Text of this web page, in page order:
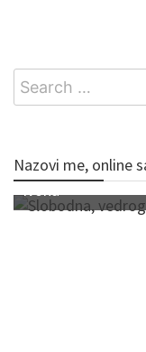
Search
for:
Nazovi me, online
Ivona